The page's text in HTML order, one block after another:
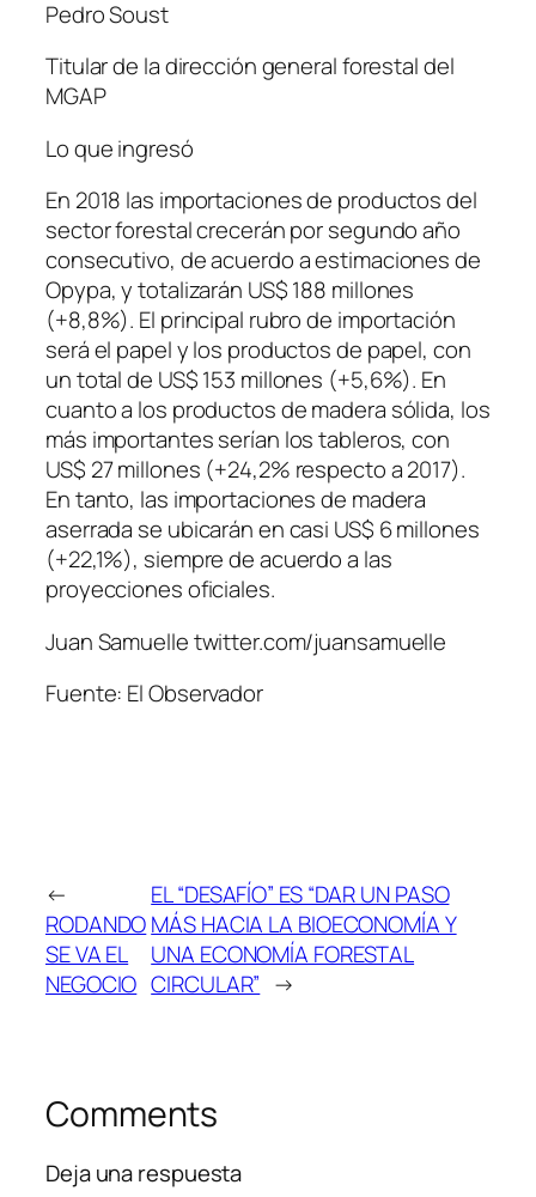
Pedro Soust
Titular de la dirección general forestal del
MGAP
Lo que ingresó
En 2018 las importaciones de productos del
sector forestal crecerán por segundo año
consecutivo, de acuerdo a estimaciones de
Opypa, y totalizarán US$ 188 millones
(+8,8%). El principal rubro de importación
será el papel y los productos de papel, con
un total de US$ 153 millones (+5,6%). En
cuanto a los productos de madera sólida, los
más importantes serían los tableros, con
US$ 27 millones (+24,2% respecto a 2017).
En tanto, las importaciones de madera
aserrada se ubicarán en casi US$ 6 millones
(+22,1%), siempre de acuerdo a las
proyecciones oficiales.
Juan Samuelle twitter.com/juansamuelle
Fuente: El Observador
←
RODANDO
SE VA EL
NEGOCIO
EL “DESAFÍO” ES “DAR UN PASO
MÁS HACIA LA BIOECONOMÍA Y
UNA ECONOMÍA FORESTAL
CIRCULAR” →
Comments
Deja una respuesta